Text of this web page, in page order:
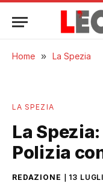
Home » La Spezia
LA SPEZIA
La
Polizia
REDAZIONE 13